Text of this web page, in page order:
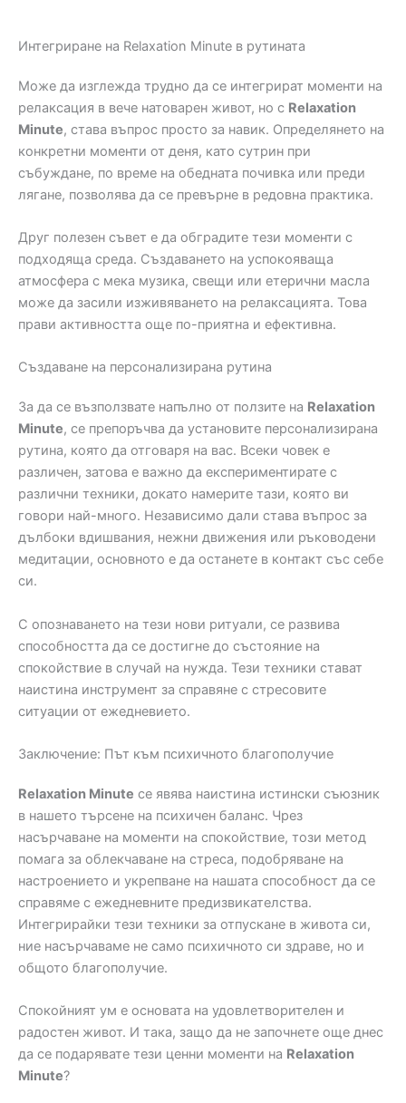
Интегриране на Relaxation Minute в рутината
Може да изглежда трудно да се интегрират моменти на
релаксация в вече натоварен живот, но с Relaxation
Minute, става въпрос просто за навик. Определянето на
конкретни моменти от деня, като сутрин при
събуждане, по време на обедната почивка или преди
лягане, позволява да се превърне в редовна практика.
Друг полезен съвет е да обградите тези моменти с
подходяща среда. Създаването на успокояваща
атмосфера с мека музика, свещи или етерични масла
може да засили изживяването на релаксацията. Това
прави активността още по-приятна и ефективна.
Създаване на персонализирана рутина
За да се възползвате напълно от ползите на Relaxation
Minute, се препоръчва да установите персонализирана
рутина, която да отговаря на вас. Всеки човек е
различен, затова е важно да експериментирате с
различни техники, докато намерите тази, която ви
говори най-много. Независимо дали става въпрос за
дълбоки вдишвания, нежни движения или ръководени
медитации, основното е да останете в контакт със себе
си.
С опознаването на тези нови ритуали, се развива
способността да се достигне до състояние на
спокойствие в случай на нужда. Тези техники стават
наистина инструмент за справяне с стресовите
ситуации от ежедневието.
Заключение: Път към психичното благополучие
Relaxation Minute се явява наистина истински съюзник
в нашето търсене на психичен баланс. Чрез
насърчаване на моменти на спокойствие, този метод
помага за облекчаване на стреса, подобряване на
настроението и укрепване на нашата способност да се
справяме с ежедневните предизвикателства.
Интегрирайки тези техники за отпускане в живота си,
ние насърчаваме не само психичното си здраве, но и
общото благополучие.
Спокойният ум е основата на удовлетворителен и
радостен живот. И така, защо да не започнете още днес
да се подарявате тези ценни моменти на Relaxation
Minute?